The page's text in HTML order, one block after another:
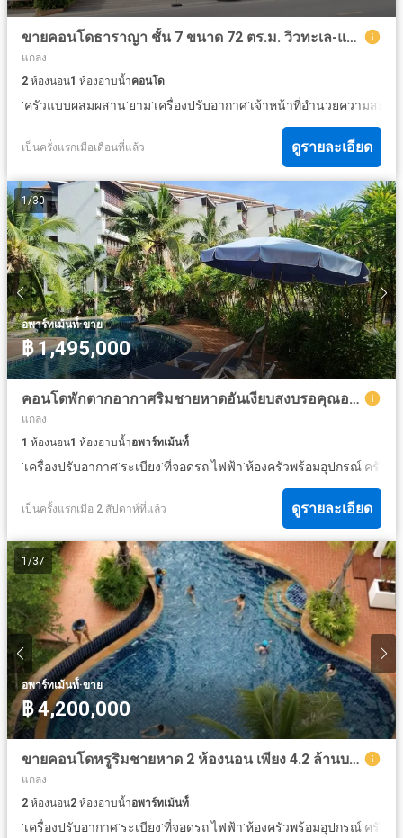
ขายคอนโดธาราญา ชั้น 7 ขนาด 72 ตร.ม. วิวทะเล-แม่น้ำ ตกแต่งครบ พร้อมอยู่ ติดหาดแสงจันทร์ ระยอง
แกลง
2 ห้องนอน1 ห้องอาบน้ำคอนโด
·ครัวแบบผสมผสาน·ยาม·เครื่องปรับอากาศ·เจ้าหน้าที่อำนวยความสะดว
เป็นครั่งแรกเมื่อเดือนที่แล้ว ดูรายละเอียด
1/30
อพาร์ทเม้นท์์·ขาย
฿ 1,495,000
คอนโดพักตากอากาศริมชายหาดอันเงียบสงบรอคุณอยู่: คอนโด 1 ห้องนอนสุดสงบสำหรับขาย/เช่า ขาย: ฿1,495,000 (เฉพาะคนไทย)
แกลง
1 ห้องนอน1 ห้องอาบน้ำอพาร์ทเม้นท์์
·เครื่องปรับอากาศ·ระเบียง·ที่จอดรถ·ไฟฟ้า·ห้องครัวพร้อมอุปกรณ์·ครัวแ
เป็นครั้งแรกเมื่อ 2 สัปดาห์ที่แล้ว ดูรายละเอียด
1 /37
อพาร์ทเม้นท์์·ขาย
฿ 4,200,000
ขายคอนโดหรูริมชายหาด 2 ห้องนอน เพียง 4.2 ล้านบาท
แกลง
2 ห้องนอน2 ห้องอาบน้ำอพาร์ทเม้นท์์
·เครื่องปรับอากาศ·ระเบียง·ที่จอดรถ·ไฟฟ้า·ห้องครัวพร้อมอุปกรณ์·ครัวแ